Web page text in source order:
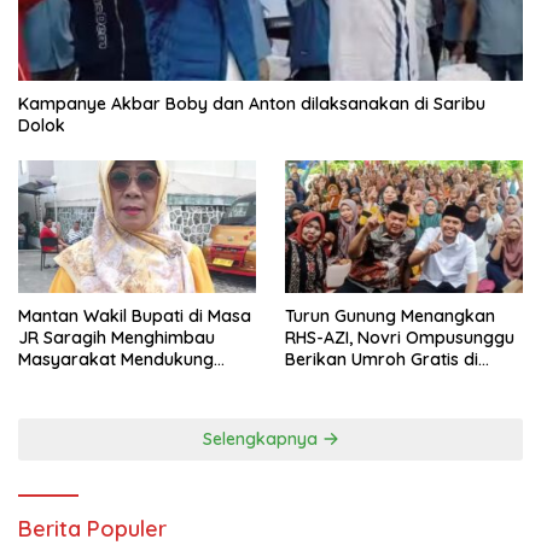
Kampanye Akbar Boby dan Anton dilaksanakan di Saribu
Dolok
Mantan Wakil Bupati di Masa
JR Saragih Menghimbau
Masyarakat Mendukung
Turun Gunung Menangkan
RHS-AZI, Novri Ompusunggu
Berikan Umroh Gratis di
Selengkapnya
Berita Populer